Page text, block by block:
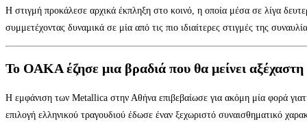
Η στιγμή προκάλεσε αρχικά έκπληξη στο κοινό, η οποία μέσα σε λίγα
συμμετέχοντας δυναμικά σε μία από τις πιο ιδιαίτερες στιγμές της
Το ΟΑΚΑ έζησε μια βραδιά που θα μείνει αξέχαστη
Η εμφάνιση των Metallica στην Αθήνα επιβεβαίωσε για ακόμη μία φορά
επιλογή ελληνικού τραγουδιού έδωσε έναν ξεχωριστό συναισθηματικό